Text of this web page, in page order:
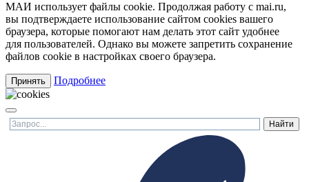
МАИ использует файлы cookie. Продолжая работу с mai.ru,
вы подтверждаете использование сайтом cookies вашего
браузера, которые помогают нам делать этот сайт удобнее
для пользователей. Однако вы можете запретить сохранение
файлов cookie в настройках своего браузера.
Принять Подробнее